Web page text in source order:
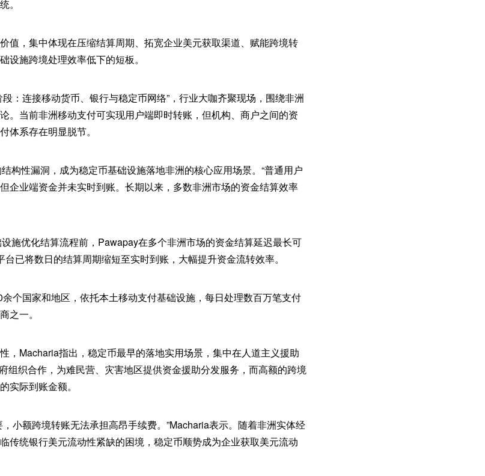
。
值，集中体现在压缩结算周期、拓宽企业美元获取渠道、赋能跨境转
设施跨境处理效率低下的短板。
：连接移动货币、银行与稳定币网络”，行业大咖齐聚现场，围绕非洲
。当前非洲移动支付可实现用户端即时转账，但机构、商户之间的资
体系存在明显脱节。
构性漏洞，成为稳定币基础设施落地非洲的核心应用场景。“普通用户
企业端资金并未实时到账。长期以来，多数非洲市场的资金结算效率
施优化结算流程前，Pawapay在多个非洲市场的资金结算延迟最长可
已将数日的结算周期缩短至实时到账，大幅提升资金流转效率。
个国家和地区，依托本土移动支付基础设施，每日处理数百万笔支付
之一。
，Macharia指出，稳定币最早的落地实用场景，集中在人道主义援助
组织合作，为难民营、灾害地区提供资金援助分发服务，而高额的跨境
实际到账金额。
小额跨境转账无法承担高昂手续费。”Macharia表示。随着非洲实体经
传统银行美元流动性紧缺的困境，稳定币顺势成为企业获取美元流动